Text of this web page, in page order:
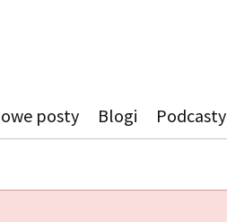
posty Blogi Podcasty